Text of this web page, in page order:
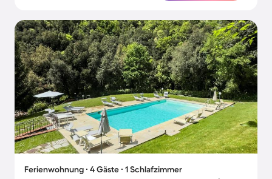
Ferienwohnung ∙ 4 Gäste ∙ 1 Schlafzimmer